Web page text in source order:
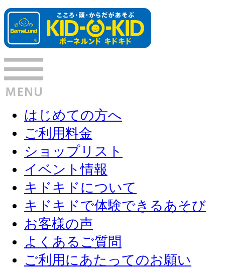
はじめての方へ
ご利用料金
ショップリスト
イベント情報
キドキドについて
キドキドで体験できるあそび
お客様の声
よくあるご質問
ご利用にあたってのお願い